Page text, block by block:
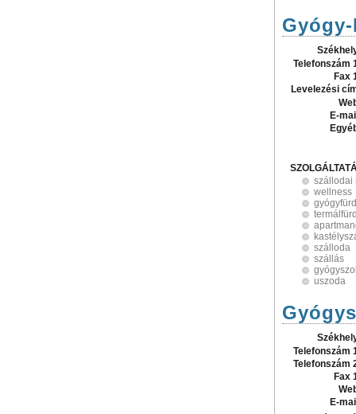
Telefonszám
Fax
Levelezési
E-
szállodai
wellness
szálloda
szállás
uszoda
Telefonszám
Telefonszám
Fax
E-